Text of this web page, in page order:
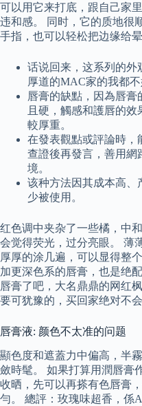
可以用它来打底，跟自己家
违和感。 同时，它的质地很
手指，也可以轻松把边缘给晕
话说回来，这系列的外
厚道的MAC家的我都
唇膏的缺點，因為唇
且硬，觸感和護唇的
較厚重。
在發表觀點或評論時，
查證後再發言，善用網
境。
该种方法因其成本高、
少被使用。
红色调中夹杂了一些橘，中
会觉得荧光，过分亮眼。 薄
厚厚的涂几遍，可以显得整
加更深色系的唇膏，也是绝
唇膏了吧，大名鼎鼎的网红
要可犹豫的，买回家绝对不会
唇膏液: 颜色不太准的问题
顯色度和遮蓋力中偏高，半
斂時髦。 如果打算用潤唇膏
收晒，先可以再搽有色唇膏
勻。 總評：玫瑰味超香，係